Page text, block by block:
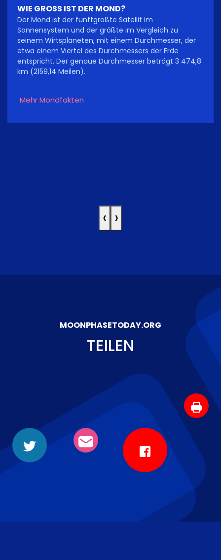
WIE GROSS IST DER MOND?
Der Mond ist der fünftgrößte Satellit im
Sonnensystem und der größte im Vergleich zu
seinem Wirtsplaneten, mit einem Durchmesser, der
etwa einem Viertel des Durchmessers der Erde
entspricht. Der genaue Durchmesser beträgt 3 474,8
km (2159,14 Meilen).
Mehr Mondfakten
‹ ›
MOONPHASETODAY.ORG
TEILEN